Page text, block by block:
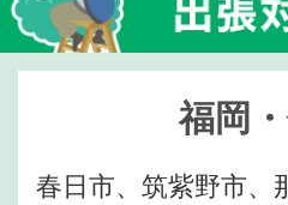
福岡
春日市、筑紫野市、